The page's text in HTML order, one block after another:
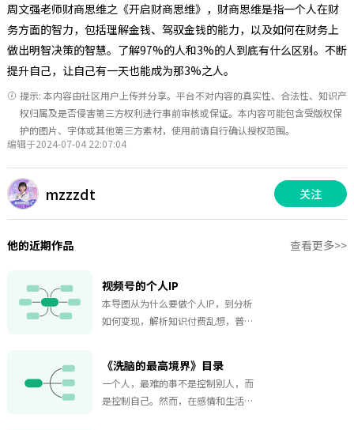
周文强老师财商思维之《开启财商思维》，财商思维是指一个人在财
务方面的智力，包括理解金钱、驾驭金钱的能力，以及如何在财务上
做出明智决策的智慧。了解97%的人和3%的人到底有什么区别。不断
提升自己，让自己有一天也能成为那3%之人。
提示: 本内容由社区用户上传并分享。平台不对内容的真实性、合法性、知识产
权归属及是否侵害第三方权利进行事前审核或保证。本内容可能包含受版权保
护的图片、字体或其他第三方素材，使用前请自行确认授权范围。
编辑于2024-07-04 22:07:04
mzzzdt 关注
他的近期作品 查看更多>>
视频号的个人IP
本导图从为什么要做个人IP，到分析
如何变现，解析知识付费乱想，普通
期待对想要做短视频个人IP的你有所
帮助！
《洗脑的最高境界》目录
一个人，最难的事不是控制别人，而
是控制自己。然而，在感情和生活